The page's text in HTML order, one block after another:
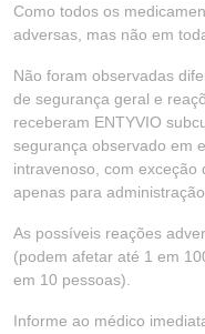
Como todos os
adversas, mas não em
Não foram observadas
de segurança geral e
receberam ENTYVIO
segurança observado em
intravenoso, com exceção
apenas para
As possíveis reações
(podem afetar até 1 em
em 10 pessoas).
Informe ao médico